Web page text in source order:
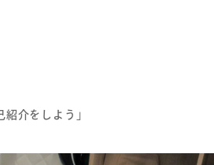
介をしよう」